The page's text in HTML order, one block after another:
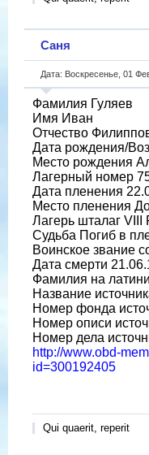
Саня
Дата: Воскресенье, 01
Фамилия Гуляев
Имя Иван
Отчество
Дата рождения/
Место рождения
Лагерный номер
Дата пленения
Место пленения
Лагерь шталаг VIII
Судьба Погиб в
Воинское звание
Дата смерти
Фамилия на
Название
Номер фонда
Номер описи
Номер дела
http://www.obd-
id=300192405
Qui quaerit, reperit